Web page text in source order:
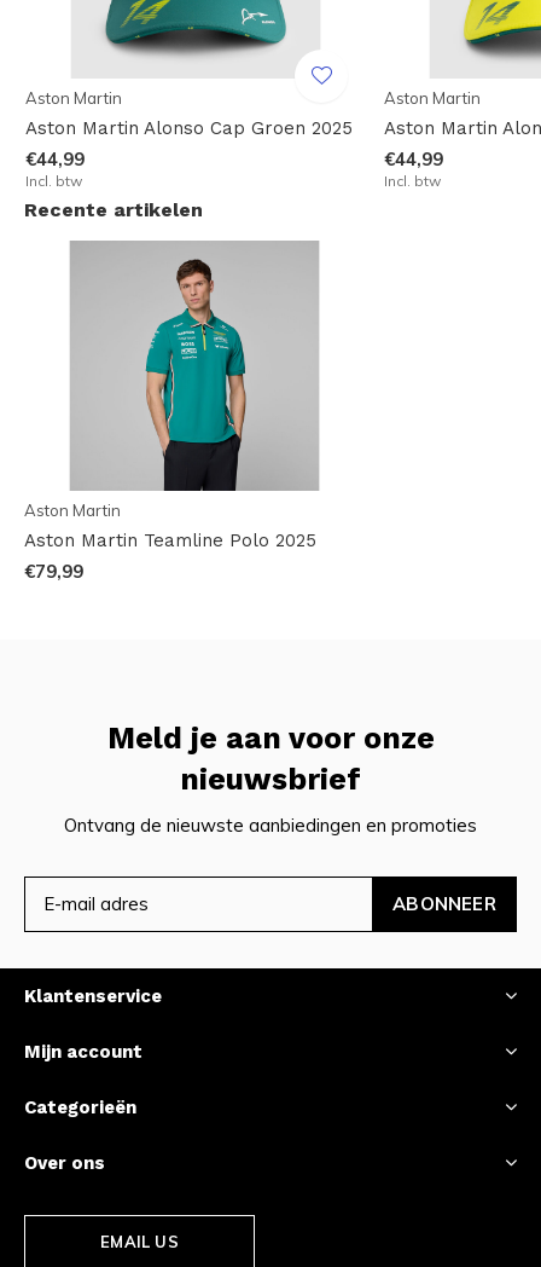
Aston Martin
Aston Martin Alonso Cap Groen 2025
€44,99
Incl. btw
Aston Martin
Aston Martin
€44,99
Incl. btw
Recente artikelen
Aston Martin
Aston Martin Teamline Polo 2025
€79,99
Meld je aan voor onze
nieuwsbrief
Ontvang de nieuwste aanbiedingen en promoties
ABONNEER
Klantenservice
Mijn account
Categorieën
Over ons
EMAIL US